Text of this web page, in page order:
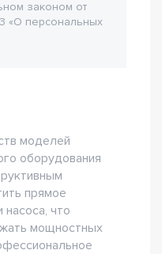
законом от
«О персональных
моделей
оборудования
прямое
насоса, что
мощностных